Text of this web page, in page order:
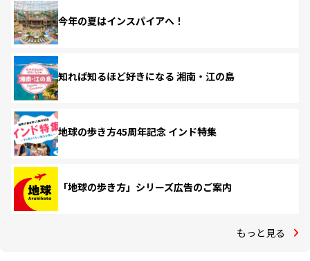
今年の夏はインスパイアへ！
知れば知るほど好きになる 湘南・江の島
地球の歩き方45周年記念 インド特集
「地球の歩き方」シリーズ広告のご案内
もっと見る